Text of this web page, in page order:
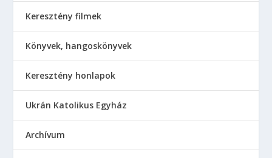
Keresztény filmek
Könyvek, hangoskönyvek
Keresztény honlapok
Ukrán Katolikus Egyház
Аrchívum